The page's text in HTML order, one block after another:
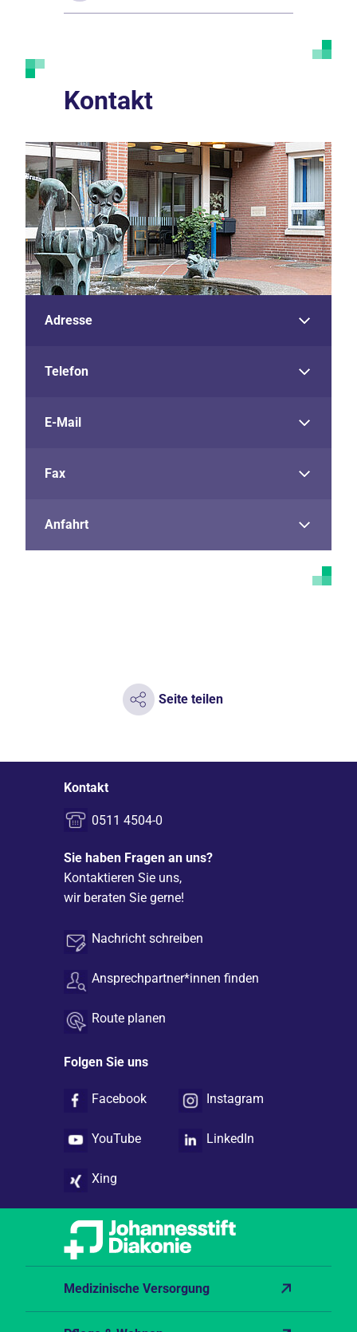
Kontakt
Adresse
Telefon
E-Mail
Fax
Anfahrt
Seite teilen
Kontakt
0511 4504-0
Sie haben Fragen an uns?
Kontaktieren Sie uns,
wir beraten Sie gerne!
Nachricht schreiben
Ansprechpartner*innen finden
Route planen
Folgen Sie uns
Facebook Instagram
YouTube LinkedIn
Xing
Medizinische Versorgung